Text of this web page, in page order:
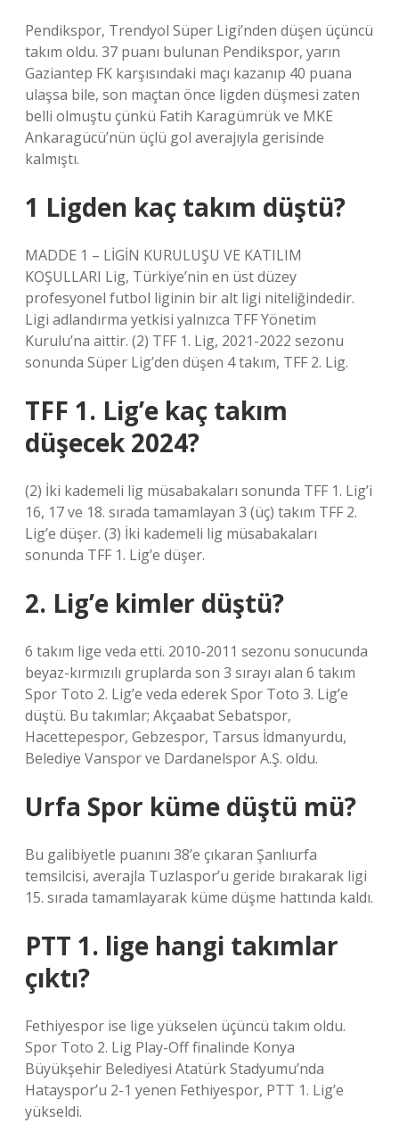
Pendikspor, Trendyol Süper Ligi’nden düşen üçüncü
takım oldu. 37 puanı bulunan Pendikspor, yarın
Gaziantep FK karşısındaki maçı kazanıp 40 puana
ulaşsa bile, son maçtan önce ligden düşmesi zaten
belli olmuştu çünkü Fatih Karagümrük ve MKE
Ankaragücü’nün üçlü gol averajıyla gerisinde
kalmıştı.
1 Ligden kaç takım düştü?
MADDE 1 – LİGİN KURULUŞU VE KATILIM
KOŞULLARI Lig, Türkiye’nin en üst düzey
profesyonel futbol liginin bir alt ligi niteliğindedir.
Ligi adlandırma yetkisi yalnızca TFF Yönetim
Kurulu’na aittir. (2) TFF 1. Lig, 2021-2022 sezonu
sonunda Süper Lig’den düşen 4 takım, TFF 2. Lig.
TFF 1. Lig’e kaç takım
düşecek 2024?
(2) İki kademeli lig müsabakaları sonunda TFF 1. Lig’i
16, 17 ve 18. sırada tamamlayan 3 (üç) takım TFF 2.
Lig’e düşer. (3) İki kademeli lig müsabakaları
sonunda TFF 1. Lig’e düşer.
2. Lig’e kimler düştü?
6 takım lige veda etti. 2010-2011 sezonu sonucunda
beyaz-kırmızılı gruplarda son 3 sırayı alan 6 takım
Spor Toto 2. Lig’e veda ederek Spor Toto 3. Lig’e
düştü. Bu takımlar; Akçaabat Sebatspor,
Hacettepespor, Gebzespor, Tarsus İdmanyurdu,
Belediye Vanspor ve Dardanelspor A.Ş. oldu.
Urfa Spor küme düştü mü?
Bu galibiyetle puanını 38’e çıkaran Şanlıurfa
temsilcisi, averajla Tuzlaspor’u geride bırakarak ligi
15. sırada tamamlayarak küme düşme hattında kaldı.
PTT 1. lige hangi takımlar
çıktı?
Fethiyespor ise lige yükselen üçüncü takım oldu.
Spor Toto 2. Lig Play-Off finalinde Konya
Büyükşehir Belediyesi Atatürk Stadyumu’nda
Hatayspor’u 2-1 yenen Fethiyespor, PTT 1. Lig’e
yükseldi.